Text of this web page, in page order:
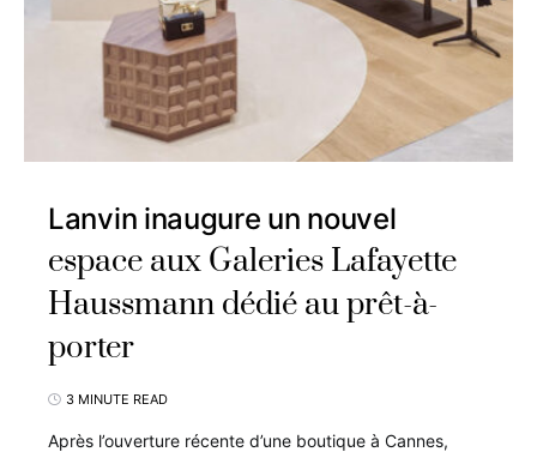
Lanvin inaugure un nouvel
espace aux Galeries Lafayette
Haussmann dédié au prêt-à-
porter
3 MINUTE READ
Après l’ouverture récente d’une boutique à Cannes,